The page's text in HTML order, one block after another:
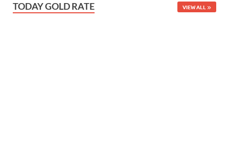
TODAY GOLD RATE VIEW ALL